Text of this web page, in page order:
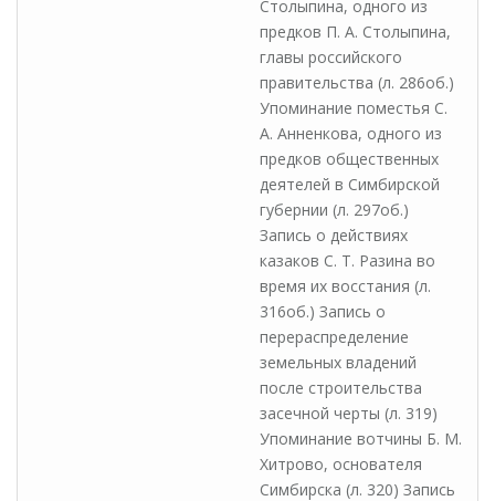
Столыпина, одного из
предков П. А. Столыпина,
главы российского
правительства (л. 286об.)
Упоминание поместья С.
А. Анненкова, одного из
предков общественных
деятелей в Симбирской
губернии (л. 297об.)
Запись о действиях
казаков С. Т. Разина во
время их восстания (л.
316об.) Запись о
перераспределение
земельных владений
после строительства
засечной черты (л. 319)
Упоминание вотчины Б. М.
Хитрово, основателя
Симбирска (л. 320) Запись